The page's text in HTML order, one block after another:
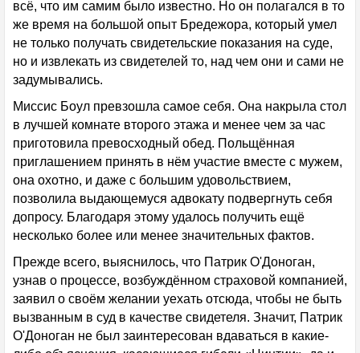
всё, что им самим было известно. Но он полагался в то
же время на большой опыт Бредежора, который умел
не только получать свидетельские показания на суде,
но и извлекать из свидетелей то, над чем они и сами не
задумывались.
Миссис Боул превзошла самое себя. Она накрыла стол
в лучшей комнате второго этажа и менее чем за час
приготовила превосходный обед. Польщённая
приглашением принять в нём участие вместе с мужем,
она охотно, и даже с большим удовольствием,
позволила выдающемуся адвокату подвергнуть себя
допросу. Благодаря этому удалось получить ещё
несколько более или менее значительных фактов.
Прежде всего, выяснилось, что Патрик О'Доноган,
узнав о процессе, возбуждённом страховой компанией,
заявил о своём желании уехать отсюда, чтобы не быть
вызванным в суд в качестве свидетеля. Значит, Патрик
О'Доноган не был заинтересован вдаваться в какие-